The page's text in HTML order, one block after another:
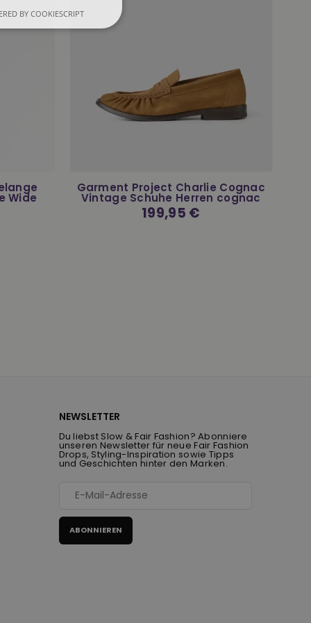
Wide
Garment Project Charlie Cognac
Vintage Schuhe Herren cognac
Normaler
Preis
199,95 €
NEWSLETTER
Du liebst Slow & Fair Fashion? Abonniere
unseren Newsletter für neue Fair Fashion
Drops, Styling-Inspiration sowie Tipps
und Geschichten hinter den Marken.
ABONNIEREN
BY COOKIESCRIPT